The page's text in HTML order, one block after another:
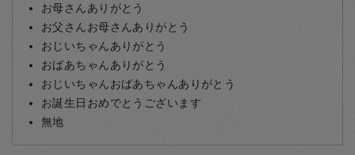
お母さんありがとう
お父さんお母さんありがとう
おじいちゃんありがとう
おばあちゃんありがとう
おじいちゃんおばあちゃんありがとう
お誕生日おめでとうございます
無地